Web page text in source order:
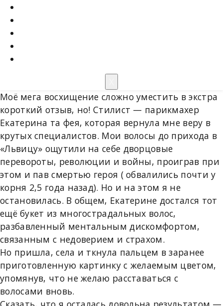
Моё мега восхищение сложно уместить в экстра
короткий отзыв, но! Стилист — парикмахер
Екатерина та фея, которая вернула мне веру в
крутых специалистов. Мои волосы до прихода в
«Львицу» ощутили на себе дворцовые
перевороты, революции и войны, проиграв при
этом и пав смертью героя ( обвалились почти у
корня 2,5 года назад). Но и на этом я не
остановилась. В общем, Екатерине достался тот
ещё букет из многострадальных волос,
разбавленный ментальным дискомфортом,
связанным с недоверием и страхом.
Но пришла, села и ткнула пальцем в заранее
приготовленную картинку с желаемым цветом,
упомянув, что не желаю расставаться с
волосами вновь.